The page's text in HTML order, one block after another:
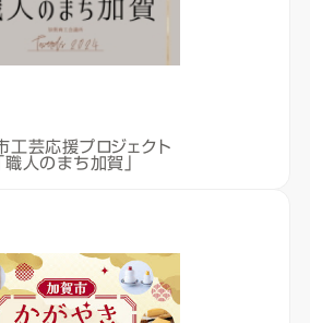
工芸応援プロジェクト
「職人のまち加賀」